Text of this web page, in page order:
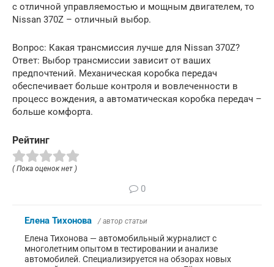
с отличной управляемостью и мощным двигателем, то
Nissan 370Z – отличный выбор.
Вопрос: Какая трансмиссия лучше для Nissan 370Z?
Ответ: Выбор трансмиссии зависит от ваших
предпочтений. Механическая коробка передач
обеспечивает больше контроля и вовлеченности в
процесс вождения, а автоматическая коробка передач –
больше комфорта.
Рейтинг
( Пока оценок нет )
0
Елена Тихонова / автор статьи
Елена Тихонова — автомобильный журналист с
многолетним опытом в тестировании и анализе
автомобилей. Специализируется на обзорах новых